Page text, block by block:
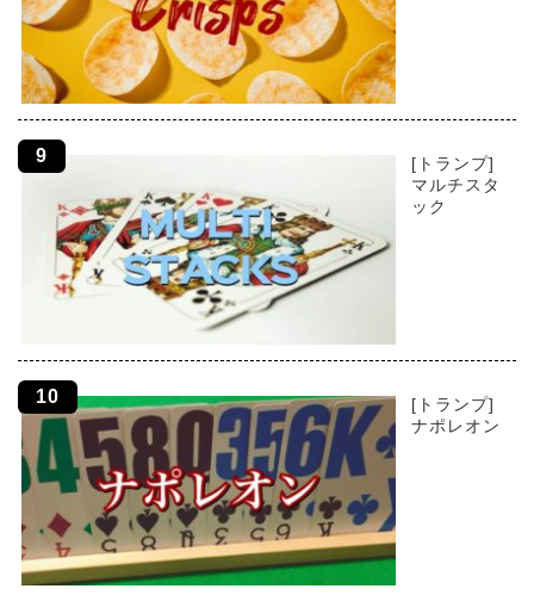
[トランプ]
マルチスタ
ック
[トランプ]
ナポレオン